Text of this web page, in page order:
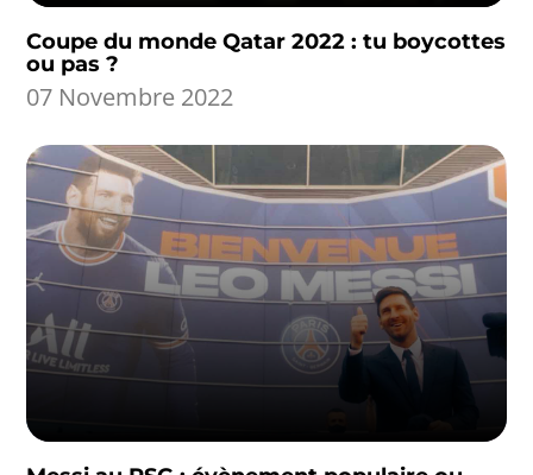
Coupe du monde Qatar 2022 : tu boycottes
ou pas ?
07 Novembre 2022